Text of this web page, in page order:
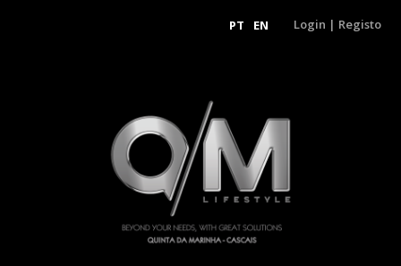
PT EN Login | Registo